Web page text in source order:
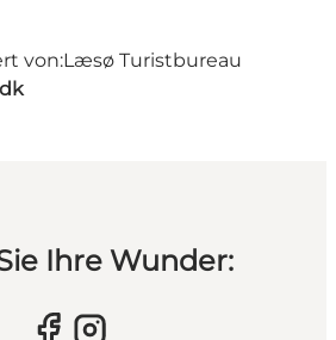
von:Læsø Turistbureau
Ihre Wunder: